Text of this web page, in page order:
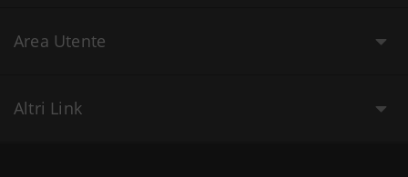
Area Utente
Altri Link